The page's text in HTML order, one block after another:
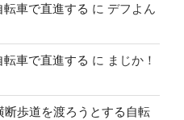
車で直進する に デフよん
車で直進する に まじか！
歩道を渡ろうとする自転